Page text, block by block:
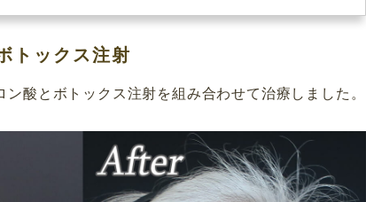
トックス注射
酸とボトックス注射を組み合わせて治療しました。